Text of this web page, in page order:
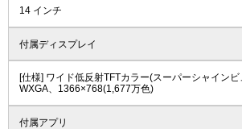
14 インチ
付属ディスプレイ
[仕様] ワイド低反射TFTカラー(スーパーシャインビ
WXGA、1366×768(1,677万色)
付属アプリ